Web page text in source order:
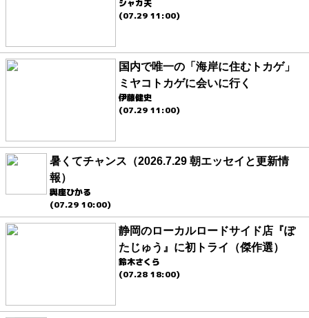
シャカ夫
(07.29 11:00)
国内で唯一の「海岸に住むトカゲ」
ミヤコトカゲに会いに行く
伊藤健史
(07.29 11:00)
暑くてチャンス（2026.7.29 朝エッセイと更新情
報）
與座ひかる
(07.29 10:00)
静岡のローカルロードサイド店『ぽ
たじゅう』に初トライ（傑作選）
鈴木さくら
(07.28 18:00)